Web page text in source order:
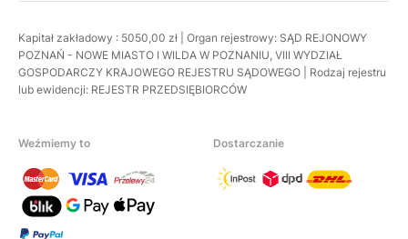
Kapitał zakładowy : 5050,00 zł | Organ rejestrowy: SĄD REJONOWY
POZNAŃ - NOWE MIASTO I WILDA W POZNANIU, VIII WYDZIAŁ
GOSPODARCZY KRAJOWEGO REJESTRU SĄDOWEGO | Rodzaj rejestru
lub ewidencji: REJESTR PRZEDSIĘBIORCÓW
Weźmiemy to Dostarczanie